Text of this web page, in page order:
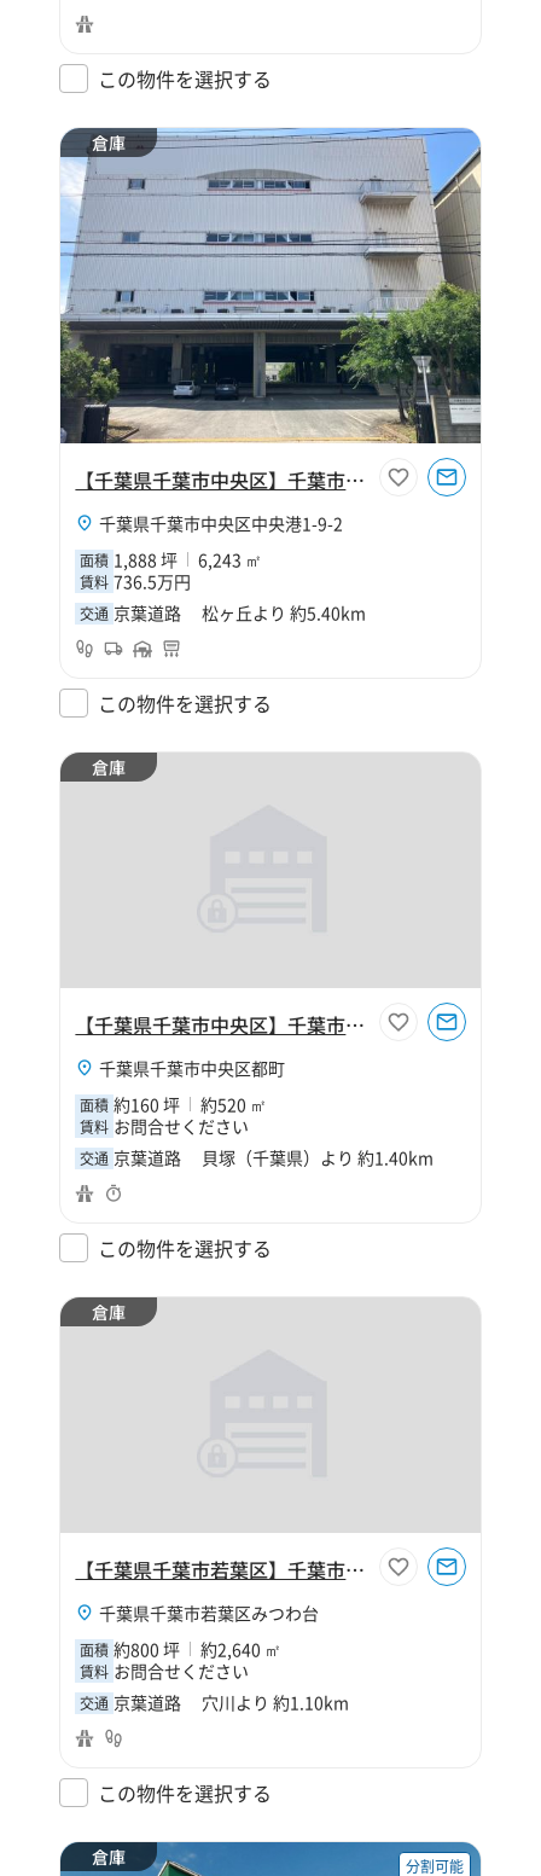
この物件を選択する
倉庫
【千葉県千葉市中央区】千葉市中央区中央港1丁目1888坪倉庫
千葉県千葉市中央区中央港1-9-2
面積 1,888 坪 6,243 ㎡
賃料 736.5万円
交通 京葉道路 松ヶ丘より 約5.40km
この物件を選択する
倉庫
【千葉県千葉市中央区】千葉市中央区都町8丁目160坪倉庫
千葉県千葉市中央区都町
面積 約160 坪 約520 ㎡
賃料 お問合せください
交通 京葉道路 貝塚（千葉県）より 約1.40km
この物件を選択する
倉庫
【千葉県千葉市若葉区】千葉市若葉区みつわ台1丁目800坪倉庫
千葉県千葉市若葉区みつわ台
面積 約800 坪 約2,640 ㎡
賃料 お問合せください
交通 京葉道路 穴川より 約1.10km
この物件を選択する
倉庫 分割可能